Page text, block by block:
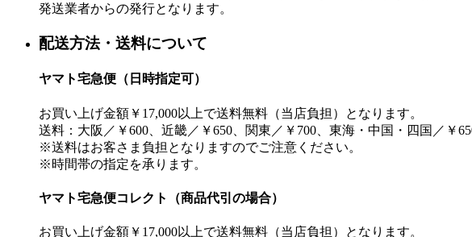
発送業者からの発行となります。
配送方法・送料について
ヤマト宅急便（日時指定可）
お買い上げ金額￥17,000以上で送料無料（当店負担）となります。
送料：大阪／￥600、近畿／￥650、関東／￥700、東海・中国・四国／￥
※送料はお客さま負担となりますのでご注意ください。
※時間帯の指定を承ります。
ヤマト宅急便コレクト（商品代引の場合）
お買い上げ金額￥17,000以上で送料無料（当店負担）となります。